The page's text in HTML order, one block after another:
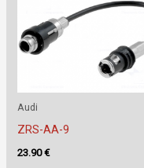
Audi
ZRS-AA-9
23.90€